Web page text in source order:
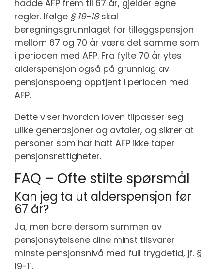
hadde AFP frem til 67 år, gjelder egne
regler. Ifølge § 19-18skal
beregningsgrunnlaget for tilleggspensjon
mellom 67 og 70 år være det samme som
i perioden med AFP. Fra fylte 70 år ytes
alderspensjon også på grunnlag av
pensjonspoeng opptjent i perioden med
AFP.
Dette viser hvordan loven tilpasser seg
ulike generasjoner og avtaler, og sikrer at
personer som har hatt AFP ikke taper
pensjonsrettigheter.
FAQ – Ofte stilte spørsmål
Kan jeg ta ut alderspensjon før
67 år?
Ja, men bare dersom summen av
pensjonsytelsene dine minst tilsvarer
minste pensjonsnivå med full trygdetid, jf. §
19-11.